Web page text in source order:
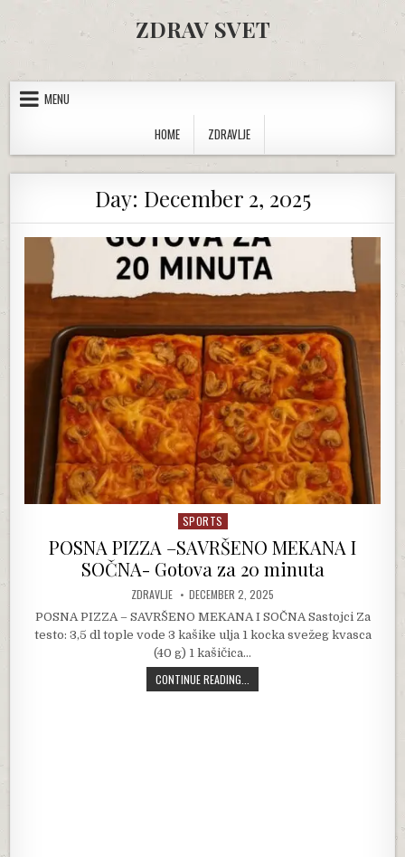
ZDRAV SVET
MENU
HOME
ZDRAVLJE
Day: December 2, 2025
Posted in
SPORTS
POSNA PIZZA –SAVRŠENO MEKANA I
SOČNA- Gotova za 20 minuta
AUTHOR:
ZDRAVLJE PUBLISHED DATE:
DECEMBER 2, 2025
POSNA PIZZA – SAVRŠENO MEKANA I SOČNA Sastojci Za
testo: 3,5 dl tople vode 3 kašike ulja 1 kocka svežeg kvasca
(40 g) 1 kašičica…
CONTINUE READING...